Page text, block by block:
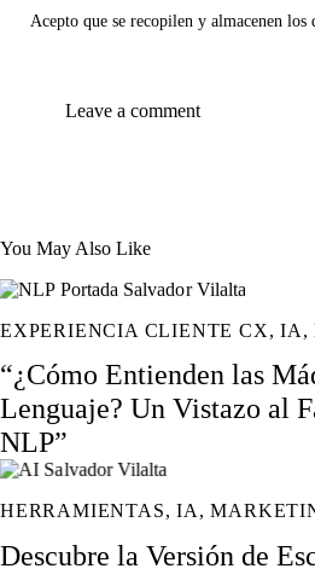
Acepto que se recopilen y almacenen
You May Also Like
EXPERIENCIA CLIENTE CX,IA ,
“¿Cómo Entienden las
Lenguaje? Un Vistazo al
NLP”
HERRAMIENTAS,IA ,
Descubre la Versión de